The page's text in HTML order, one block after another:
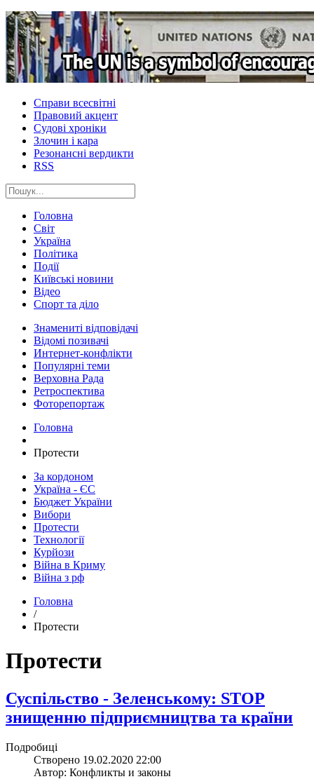
Справи всесвітні
Правовий акцент
Судові хроніки
Злочин і кара
Резонансні вердикти
RSS
Головна
Світ
Україна
Політика
Події
Київські новини
Відео
Спорт та діло
Знамениті відповідачі
Відомі позивачі
Интернет-конфлікти
Популярні теми
Верховна Рада
Ретроспектива
Фоторепортаж
Головна
Протести
За кордоном
Україна - ЄС
Бюджет України
Вибори
Протести
Технології
Курйози
Війна в Криму
Війна з рф
Головна
/
Протести
Протести
​Суспільство - Зеленському: STOP
знищенню підприємництва та країни
Подробиці
Створено 19.02.2020 22:00
Автор: Конфликты и законы